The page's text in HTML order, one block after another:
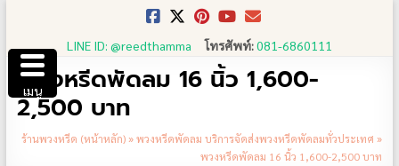
content
LINE ID: @reedthamma โทรศัพท์:081-6860111
พวงหรีดพัดลม 16 นิ้ว 1,600-
2,500 บาท
ร้านพวงหรีด (หน้าหลัก)»พวงหรีดพัดลม บริการจัดส่งพวงหรีดพัดลมทั่วประเทศ »
พวงหรีดพัดลม 16 นิ้ว 1,600-2,500 บาท
เมนู